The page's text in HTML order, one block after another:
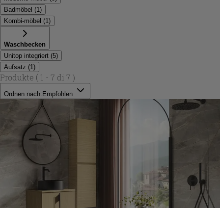
Badmöbel (1 )
Kombi-möbel (1 )
Waschbecken
Unitop integriert (5)
Aufsatz (1 )
Produkte ( 1 - 7 di 7 )
Ordnen nach: Empfohlen